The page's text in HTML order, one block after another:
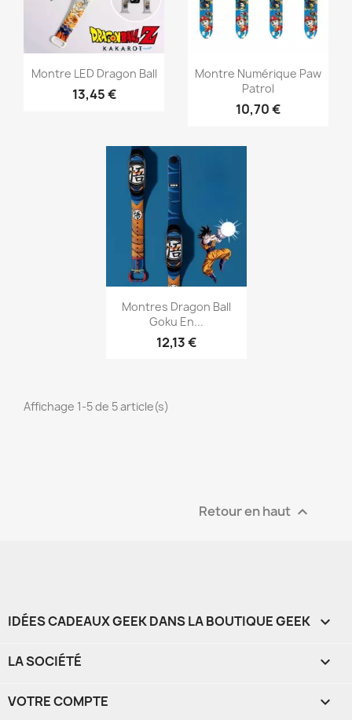
Aperçu rapide
Montre LED Dragon Ball
13,45 €
Aperçu rapide
Montre Numérique Paw
Patrol
10,70 €
Aperçu rapide
Montres Dragon Ball
Goku En...
12,13 €
Affichage 1-5 de 5 article(s)
Retour en haut 
IDÉES CADEAUX GEEK DANS LA BOUTIQUE GEEK 
LA SOCIÉTÉ 
VOTRE COMPTE 